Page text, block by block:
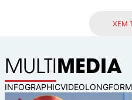
XEM
MULTIMEDIA
INFOGRAPHICVIDEOLONGFORM